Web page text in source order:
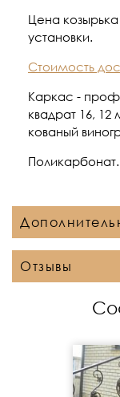
Цена
установки.
Стоимость
Каркас - проф.
квадрат 16,
кованый
Отзывы